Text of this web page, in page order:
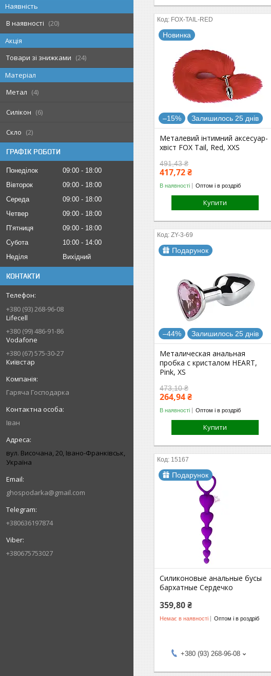
Наявність
В наявності
20
Акція
Товари зі знижками
24
Матеріал
Метал
4
Силікон 6
Скло 2
ГРАФІК РОБОТИ
Понеділок 09:00
18:00
Вівторок
09:00
18:00
Середа
09:00
18:00
Четвер
09:00
18:00
Пʼятниця
09:00
18:00
Субота
10:00
14:00
Неділя
Вихідний
КОНТАКТИ
+380 (93) 268-96-08
Lifecell
+380 (99) 486-91-86
Vodafone
+380 (67) 575-30-27
Київстар
Гаряча Господарка
Іван
вул. Височана, 20, Івано-Франківськ,
Україна
ghospodarka@gmail.com
+380636197874
+380675753027
FOX-TAIL-RED
Новинка
–15% Залишилось 25 днів
Металевий інтимний аксесуар-
хвіст FOX Tail, Red, XXS
491,43 ₴
417,72 ₴
В наявності Оптом і в роздріб
Купити
ZY-3-69
Подарунок
–44% Залишилось 25 днів
Металическая анальная
пробка с кристалом HEART,
Pink, XS
473,10 ₴
264,94 ₴
В наявності Оптом і в роздріб
Купити
15167
Подарунок
Силиконовые анальные бусы
бархатные Сердечко
359,80 ₴
Немає в наявності Оптом і в роздріб
+380 (93) 268-96-08